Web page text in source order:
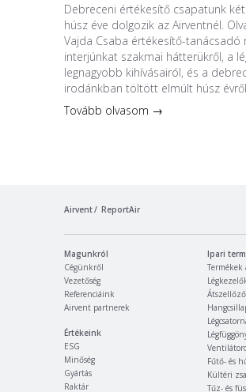
Debreceni értékesítő csapatunk
húsz éve dolgozik az Airventnél.
Vajda Csaba értékesítő-tanácsadó
interjúnkat szakmai hátterükről, a
legnagyobb kihívásairól, és a
irodánkban töltött elmúlt húsz
Tovább olvasom →
Airvent ReportAir
Magunkról
Cégünkről
Vezetőség
Referenciáink
Airvent partnerek
Értékeink
ESG
Minőség
Gyártás
Raktár
Ipari
Fűtő- és
Kültéri
Tűz- és